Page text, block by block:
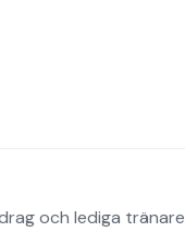
och lediga tränare